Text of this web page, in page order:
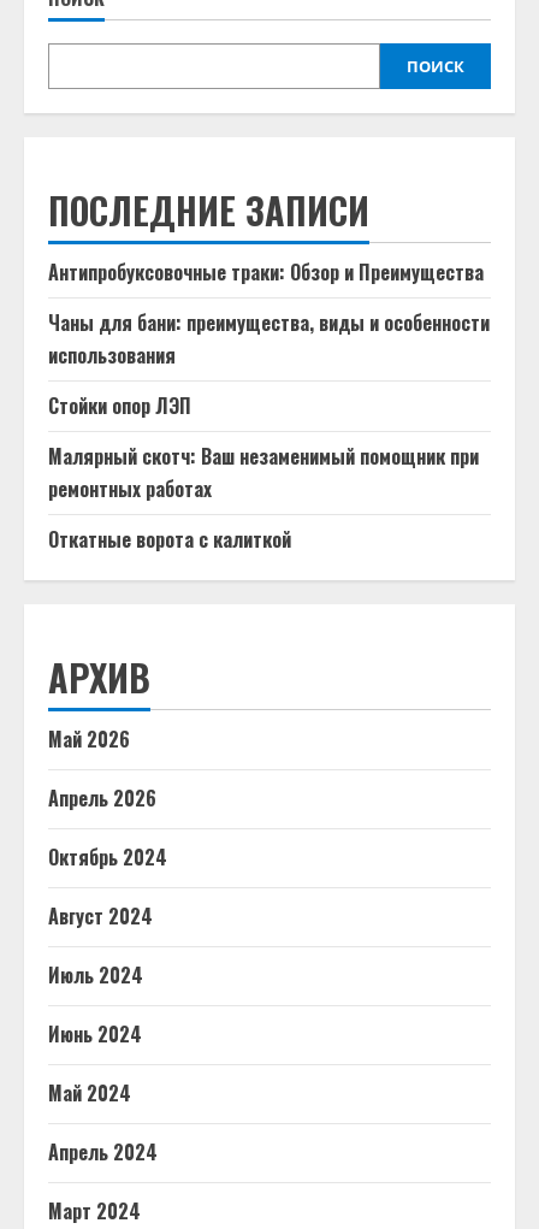
ПОИСК
ПОСЛЕДНИЕ ЗАПИСИ
Антипробуксовочные траки: Обзор и Преимущества
Чаны для бани: преимущества, виды и особенности
использования
Стойки опор ЛЭП
Малярный скотч: Ваш незаменимый помощник при
ремонтных работах
Откатные ворота с калиткой
АРХИВ
Май 2026
Апрель 2026
Октябрь 2024
Август 2024
Июль 2024
Июнь 2024
Май 2024
Апрель 2024
Март 2024